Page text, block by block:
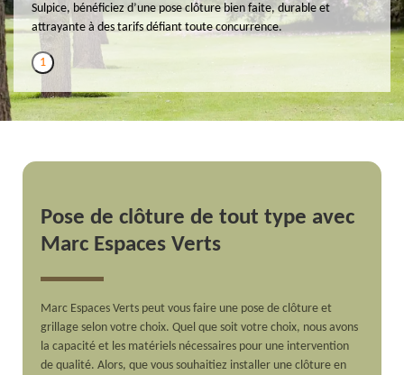
Sulpice, bénéficiez d’une pose clôture bien faite, durable et
attrayante à des tarifs défiant toute concurrence.
1
Pose de clôture de tout type avec
Marc Espaces Verts
Marc Espaces Verts peut vous faire une pose de clôture et
grillage selon votre choix. Quel que soit votre choix, nous avons
la capacité et les matériels nécessaires pour une intervention
de qualité. Alors, que vous souhaitiez installer une clôture en